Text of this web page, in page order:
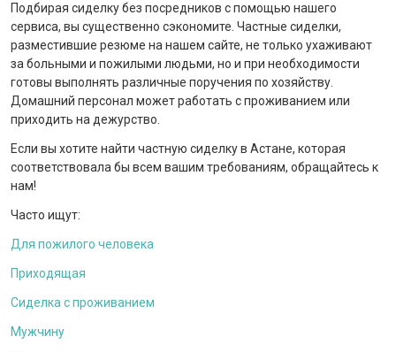
Подбирая сиделку без посредников с помощью нашего
сервиса, вы существенно сэкономите. Частные сиделки,
разместившие резюме на нашем сайте, не только ухаживают
за больными и пожилыми людьми, но и при необходимости
готовы выполнять различные поручения по хозяйству.
Домашний персонал может работать с проживанием или
приходить на дежурство.
Если вы хотите найти частную сиделку в Астане, которая
соответствовала бы всем вашим требованиям, обращайтесь к
нам!
Часто ищут:
Для пожилого человека
Приходящая
Сиделка с проживанием
Мужчину